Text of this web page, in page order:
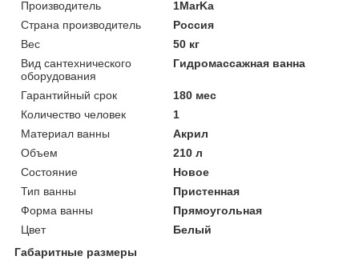
Производитель
1MarKa
Страна производитель
Россия
Вес
50 кг
Вид сантехнического
оборудования
Гидромассажная ванна
Гарантийный срок
180 мес
Количество человек
1
Материал ванны
Акрил
Объем
210 л
Состояние
Новое
Тип ванны
Пристенная
Форма ванны
Прямоугольная
Цвет
Белый
Габаритные размеры